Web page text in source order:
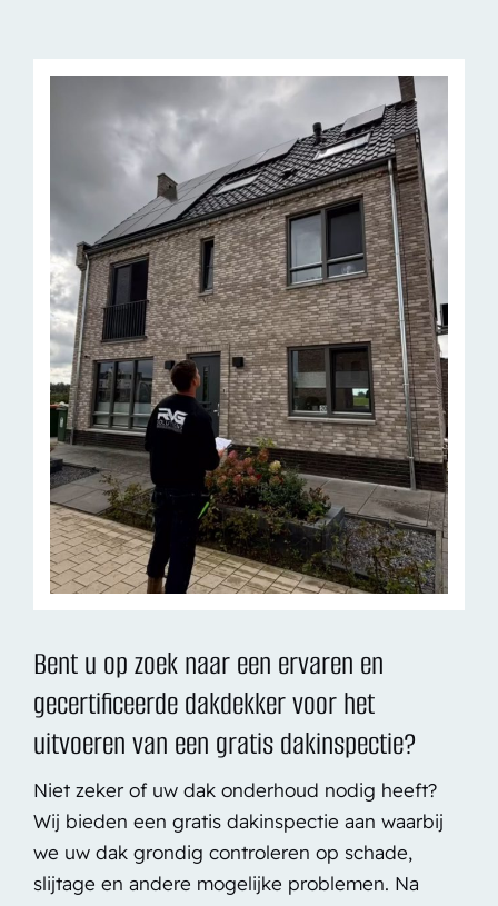
Bent u op zoek naar een ervaren en
gecertificeerde dakdekker voor het
uitvoeren van een gratis dakinspectie?
Niet zeker of uw dak onderhoud nodig heeft?
Wij bieden een gratis dakinspectie aan waarbij
we uw dak grondig controleren op schade,
slijtage en andere mogelijke problemen. Na